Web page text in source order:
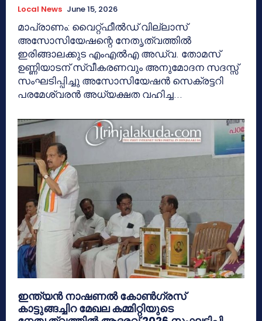
Local News June 15, 2026
മാപ്രാണം: വൈറ്റ്ഫീൽഡ് വില്ലാസ്
അസോസിയേഷന്റെ നേതൃത്വത്തിൽ
ഇരിങ്ങാലക്കുട എംഎൽഎ അഡ്വ. തോമസ്
ഉണ്ണിയാടന് സ്വീകരണവും അനുമോദന സദസ്സ്
സംഘടിപ്പിച്ചു അസോസിയേഷൻ സെക്രട്ടറി
പരമേശ്വരൻ അധ്യക്ഷത വഹിച്ച...
ഇന്ത്യൻ നാഷണൽ കോൺഗ്രസ്
കാട്ടുങ്ങച്ചിറ മേഖല കമ്മിറ്റിയുടെ